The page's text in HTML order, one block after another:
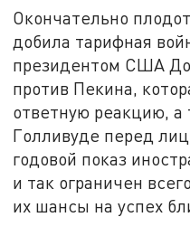
Окончательно
добила тарифная
президентом США
против Пекина,
ответную реакцию, а
Голливуде перед
годовой показ
и так ограничен
их шансы на успех